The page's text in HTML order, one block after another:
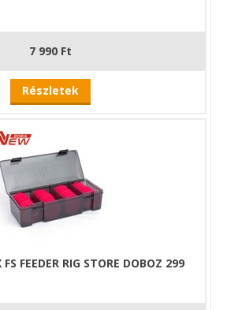
7 990 Ft
Részletek
FEEDER RIG STORE DOBOZ 299